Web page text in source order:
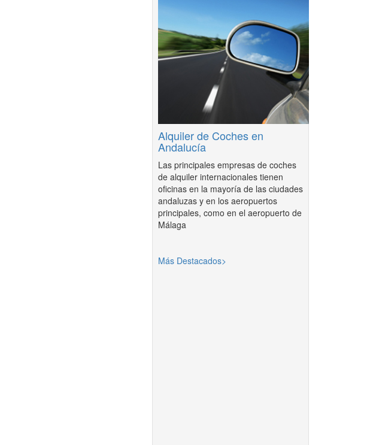
Alquiler de Coches en
Andalucía
Las principales empresas de coches
de alquiler internacionales tienen
oficinas en la mayoría de las ciudades
andaluzas y en los aeropuertos
principales, como en el aeropuerto de
Málaga
Más Destacados>